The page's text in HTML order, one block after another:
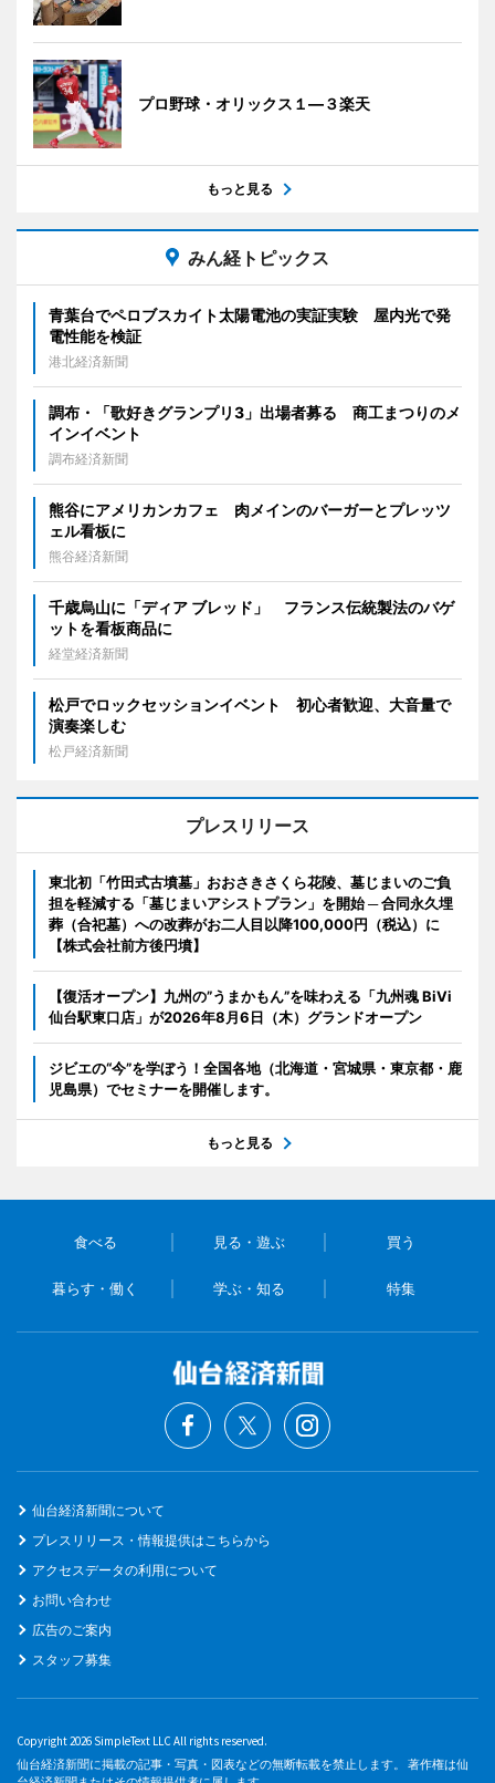
プロ野球・オリックス１―３楽天
もっと見る
みん経トピックス
青葉台でペロブスカイト太陽電池の実証実験 屋内光で発
電性能を検証
港北経済新聞
調布・「歌好きグランプリ3」出場者募る 商工まつりのメ
インイベント
調布経済新聞
熊谷にアメリカンカフェ 肉メインのバーガーとプレッツ
ェル看板に
熊谷経済新聞
千歳烏山に「ディア ブレッド」 フランス伝統製法のバゲ
ットを看板商品に
経堂経済新聞
松戸でロックセッションイベント 初心者歓迎、大音量で
演奏楽しむ
松戸経済新聞
プレスリリース
東北初「竹田式古墳墓」おおさきさくら花陵、墓じまいのご負
担を軽減する「墓じまいアシストプラン」を開始 ─ 合同永久埋
葬（合祀墓）への改葬がお二人目以降100,000円（税込）に
【株式会社前方後円墳】
【復活オープン】九州の”うまかもん”を味わえる「九州魂 BiVi
仙台駅東口店」が2026年8月6日（木）グランドオープン
ジビエの“今”を学ぼう！全国各地（北海道・宮城県・東京都・鹿
児島県）でセミナーを開催します。
もっと見る
食べる 見る・遊ぶ 買う
暮らす・働く 学ぶ・知る 特集
仙台経済新聞について
プレスリリース・情報提供はこちらから
アクセスデータの利用について
お問い合わせ
広告のご案内
スタッフ募集
Copyright 2026 SimpleText LLC All rights reserved.
仙台経済新聞に掲載の記事・写真・図表などの無断転載を禁止します。 著作権は仙